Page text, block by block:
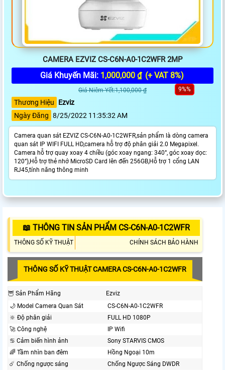
CAMERA EZVIZ CS-C6N-A0-1C2WFR 2MP
Giá Khuyến Mãi: 1,000,000 ₫ (+ VAT 8%)
Giá Niêm Yết:1,100,000 ₫ 9%%
Thương Hiệu
Ezviz
Ngày Đăng 8/25/2022 11:35:32 AM
Camera quan sát EZVIZ CS-C6N-A0-1C2WFR,sản phẩm là dòng camera
quan sát IP WIFI FULL HD,camera hỗ trợ độ phân giải 2.0 Megapixel.
Camera hỗ trợ quay xoay 4 chiều (góc xoay ngang: 340°, góc xoay dọc:
120°),Hỗ trợ thẻ nhớ MicroSD Card lên đến 256GB,Hỗ trợ 1 cổng LAN
RJ45,tính năng thông minh
📖 THÔNG TIN SẢN PHẨM CS-C6N-A0-1C2WFR
THÔNG SỐ KỸ THUẬT CHÍNH SÁCH BẢO HÀNH
THÔNG SỐ KỸ THUẬT CAMERA CS-C6N-A0-1C2WFR
🦉 Sản Phẩm Hãng
Ezviz
🌙 Model Camera Quan Sát
CS-C6N-A0-1C2WFR
🔆 Độ phân giải
FULL HD 1080P
🚀 Công nghệ
IP Wifi
♋ Cảm biến hình ảnh
Sony STARVIS CMOS
🌈 Tầm nhìn ban đêm
Hồng Ngoại 10m
☄️ Chống ngược sáng
Chống Ngược Sáng DWDR